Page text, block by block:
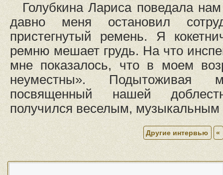
Голубкина Лариса поведала
давно меня остановил
пристегнутый ремень. Я
ремню мешает грудь. На что
мне показалось, что в моем
неуместны». Подытоживая
посвященный нашей
получился веселым,
Другие интервью «